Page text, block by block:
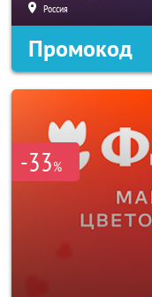
Россия
Промокод
-33%